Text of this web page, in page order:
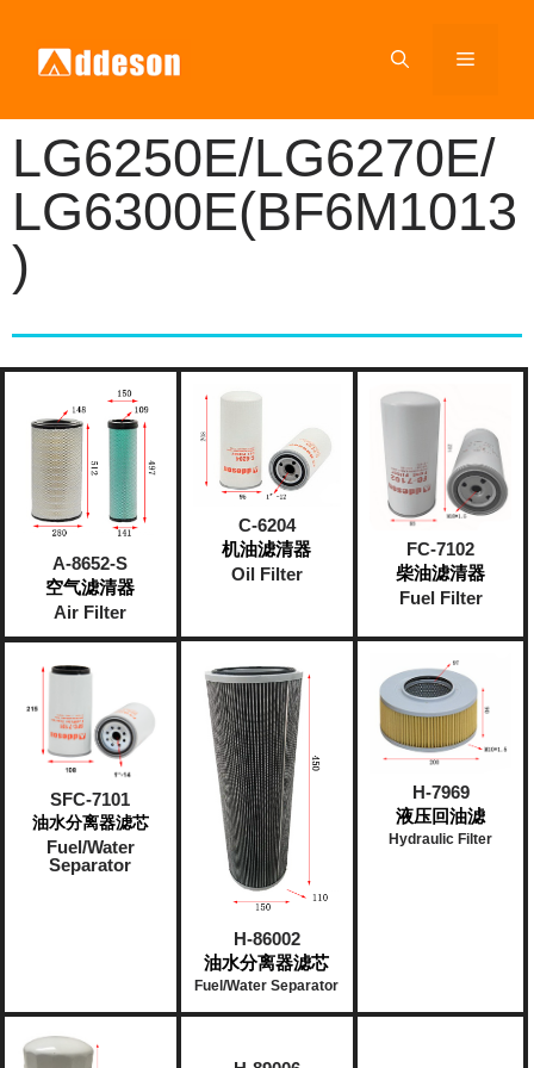
LG6250E/LG6270E/
LG6300E(BF6M1013
)
A-8652-S
空气滤清器
Air Filter
C-6204
机油滤清器
Oil Filter
FC-7102
柴油滤清器
Fuel Filter
SFC-7101
油水分离器滤芯
Fuel/Water
Separator
H-86002
油水分离器滤芯
Fuel/Water Separator
H-7969
液压回油滤
Hydraulic Filter